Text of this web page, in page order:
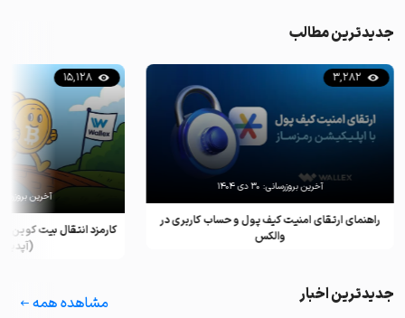
جدیدترین مطالب
راهنمای ارتقای امنیت کیف پول و حساب کاربری در
والکس
3,282
آخرین بروزرسانی: ۳۰ دی ۱۴۰۴
کارمزد انتقال بیت کوین
(آپدیت
15,128
آخرین
جدیدترین اخبار مشاهده همه